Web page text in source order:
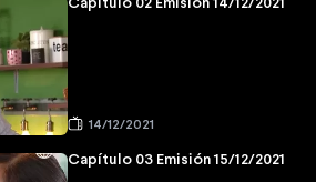
Capítulo 02 Emisión 14/12/2021
14/12/2021
Capítulo 03 Emisión 15/12/2021